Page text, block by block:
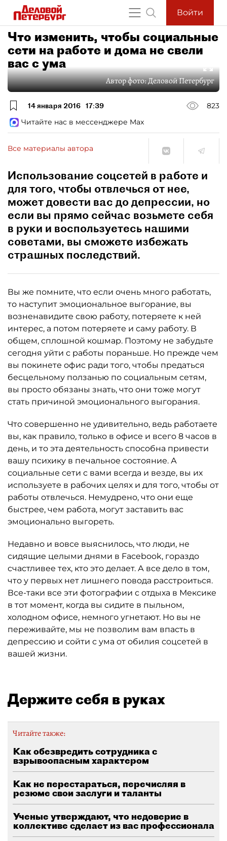
Войти
Что изменить, чтобы социальные
сети на работе и дома не свели
вас с ума
Автор фото:Деловой Петербург
14 января 2016 17:39
823
Читайте нас в мессенджере Max
Все материалы автора
Использование соцсетей в работе и
для того, чтобы отвлечься от нее,
может довести вас до депрессии, но
если вы прямо сейчас возьмете себя
в руки и воспользуетесь нашими
советами, вы сможете избежать
страшных последствий.
Вы же помните, что если очень много работать,
то наступит эмоциональное выгорание, вы
возненавидите свою работу, потеряете к ней
интерес, а потом потеряете и саму работу. В
общем, сплошной кошмар. Поэтому не забудьте
сегодня уйти с работы пораньше. Но прежде чем
вы покинете офис ради того, чтобы предаться
бесцельному ползанью по социальным сетям,
вы просто обязаны знать, что они тоже могут
стать причиной эмоционального выгорания.
Что совершенно не удивительно, ведь работаете
вы, как правило, только в офисе и всего 8 часов в
день, и то эта деятельность способна привести
вашу психику в печальное состояние. А
социальные сети с вами всегда и везде, вы их
используете в рабочих целях и для того, чтобы от
работы отвлечься. Немудрено, что они еще
быстрее, чем работа, могут заставить вас
эмоционально выгореть.
Недавно и вовсе выяснилось, что люди, не
сидящие целыми днями в Facebook, гораздо
счастливее тех, кто это делает. А все дело в том,
что у первых нет лишнего повода расстроиться.
Все-таки все эти фотографии с отдыха в Мексике
в тот момент, когда вы сидите в пыльном,
холодном офисе, немного угнетают. Но вы не
переживайте, мы не позволим вам впасть в
депрессию и сойти с ума от обилия соцсетей в
вашей жизни.
Держите себя в руках
Читайте также:
Как обезвредить сотрудника с
взрывоопасным характером
Как не перестараться, перечисляя в
резюме свои заслуги и таланты
Ученые утверждают, что недоверие в
коллективе сделает из вас профессионала